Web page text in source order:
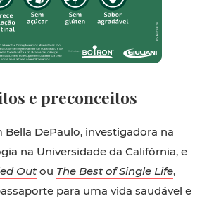
e preconceitos
Bella DePaulo, investigadora na
na Universidade da Califórnia, e
Out ou The Best of Single Life,
para uma vida saudável e